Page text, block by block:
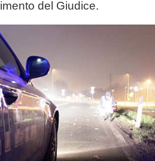
del Giudice.